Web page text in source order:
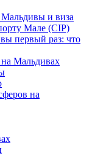
Мальдивы и виза
Мале (CIP)
первый раз: что
на Мальдивах
на